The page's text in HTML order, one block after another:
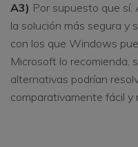
A3) Por supuesto que sí.
la solución más segura y
con los que Windows
Microsoft lo recomienda,
alternativas podrían
comparativamente fácil y